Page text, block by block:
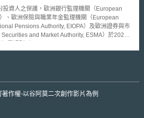
技術成熟並吸引投資者；投資歐洲基金（Invest
投資的選項，以擴大歐洲半導體研發規模。 支
法案第15條至第22條）。建立歐盟成員國和執委
半導體供應、估計需求和預測短缺。透過蒐集企
主要弱點和瓶頸，從而監控半導體價值鏈穩定。歐
協調各成員國採取歐盟建議的應對方案，以便共同
所交出外掛程式原始碼的智慧財產權屬於
Enright是Bossland GmbH公司的自由程式
於德國參與了數個對自動機器人程式開發者的訴
Bossland GmbH之間的關係應有所了解。從暴雪
的協議可以看出，暴雪娛樂公司要求James
阻止作弊全自動機器人程式的散布。
投資人之保護，歐洲銀行監理機關（European
、歐洲保險與職業年金監理機關（European
Pensions Authority, EIOPA）及歐洲證券與市
and Market Authority, ESMA）於2024
委會（European Commission）發布共同意見。
明度和標準化，透過要求金融市場參與者提供可
使投資者能夠做出更明智的投資決策，引導投資
意見中認為此標籤制度並未提供明確標準或門
同意見向執委會建議，
作權-以谷阿莫二次創作影片為例